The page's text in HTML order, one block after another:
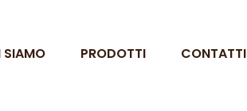
SIAMO PRODOTTI CONTATTI